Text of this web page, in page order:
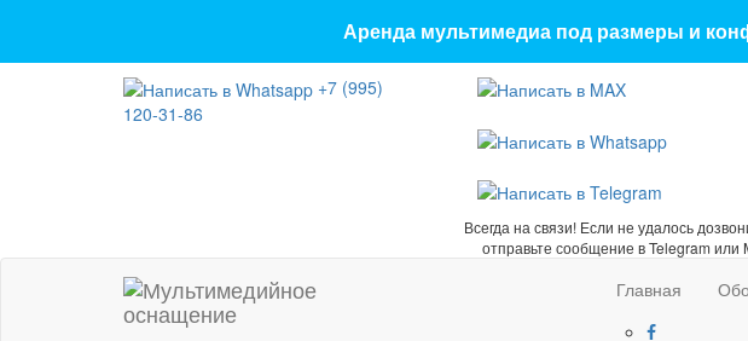
Аренда мультимедиа под размеры и
+7 (995)
120-31-86
Всегда на связи! Если не удалось
отправьте сообщение в Telegram или
Главная